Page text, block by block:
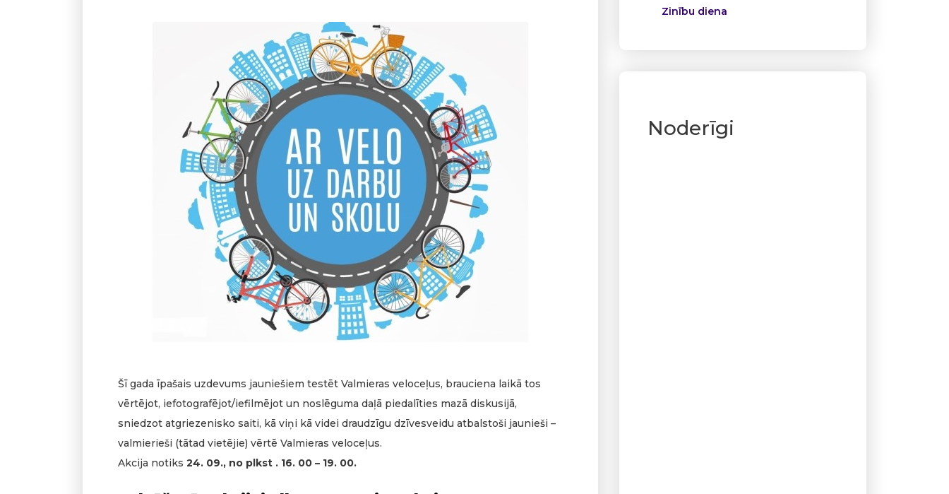
Zinību diena
Noderīgi
Šī gada īpašais uzdevums jauniešiem testēt Valmieras veloceļus, brauciena laikā tos
vērtējot, iefotografējot/iefilmējot un noslēguma daļā piedalīties mazā diskusijā,
sniedzot atgriezenisko saiti, kā viņi kā videi draudzīgu dzīvesveidu atbalstoši jaunieši –
valmierieši (tātad vietējie) vērtē Valmieras veloceļus.
Akcija notiks 24. 09., no plkst . 16. 00 – 19. 00.